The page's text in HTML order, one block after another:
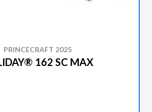
PRINCECRAFT 2025
162 SC MAX